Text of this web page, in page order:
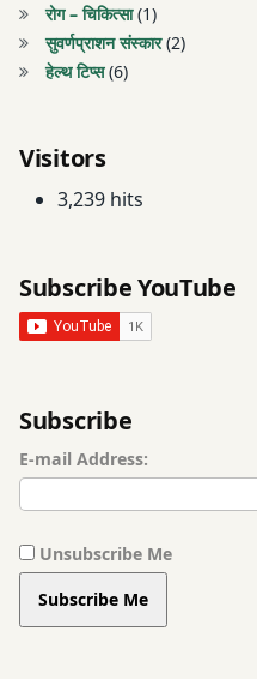
नक्षत्र
2021
पुष्य
नक्षत्र
तिथियां
नक्षत्र
नासिक
तिथियां
नक्षत्र
समय
पुष्यनक्षत्र
फेयर
स्किन
नक्षत्र
2021
तिथियां
नासिक
तिथियां
समय
पुष्यनक्षत्र
स्किन
बेबी
रोग – चिकित्सा(1)
सुवर्णप्राशन संस्कार(2)
हेल्थ टिप्स(6)
Visitors
3,239 hits
Subscribe YouTube
Subscribe
E-mail Address:
Unsubscribe Me
Subscribe Me